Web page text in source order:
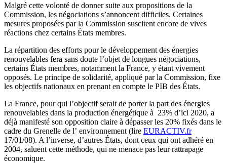
Malgré cette volonté de donner suite aux propositions de la
Commission, les négociations s’annoncent difficiles. Certaines
mesures proposées par la Commission suscitent encore de vives
réactions chez certains États membres.
La répartition des efforts pour le développement des énergies
renouvelables fera sans doute l’objet de longues négociations,
certains États membres, notamment la France, y étant vivement
opposés. Le principe de solidarité, appliqué par la Commission, fixe
les objectifs nationaux en prenant en compte le PIB des États.
La France, pour qui l’objectif serait de porter la part des énergies
renouvelables dans la production énergétique à 23% d’ici 2020, a
déjà manifesté son opposition claire à dépasser les 20% fixés dans le
cadre du Grenelle de l’ environnement (lire EURACTIV.fr
17/01/08). A l’inverse, d’autres États, dont ceux qui ont adhéré en
2004, saluent cette méthode, qui ne menace pas leur rattrapage
économique.